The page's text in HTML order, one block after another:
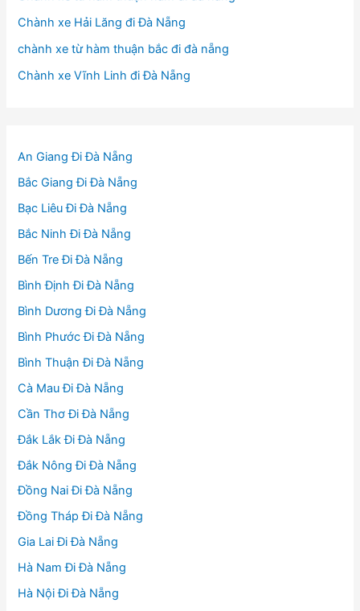
Chành xe Hải Lăng đi Đà Nẵng
chành xe từ hàm thuận bắc đi đà nẵng
Chành xe Vĩnh Linh đi Đà Nẵng
An Giang Đi Đà Nẵng
Bắc Giang Đi Đà Nẵng
Bạc Liêu Đi Đà Nẵng
Bắc Ninh Đi Đà Nẵng
Bến Tre Đi Đà Nẵng
Bình Định Đi Đà Nẵng
Bình Dương Đi Đà Nẵng
Bình Phước Đi Đà Nẵng
Bình Thuận Đi Đà Nẵng
Cà Mau Đi Đà Nẵng
Cần Thơ Đi Đà Nẵng
Đắk Lắk Đi Đà Nẵng
Đắk Nông Đi Đà Nẵng
Đồng Nai Đi Đà Nẵng
Đồng Tháp Đi Đà Nẵng
Gia Lai Đi Đà Nẵng
Hà Nam Đi Đà Nẵng
Hà Nội Đi Đà Nẵng